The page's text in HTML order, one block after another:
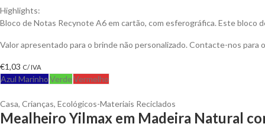
Highlights:
Bloco de Notas Recynote A6 em cartão, com esferográfica. Este bloco
Valor apresentado para o brinde não personalizado. Contacte-nos
€1,03 C/ IVA
Azul MarinhoVerdeVermelho
Casa, Crianças, Ecológicos-Materiais Reciclados
Mealheiro Yilmax em Madeira Natural